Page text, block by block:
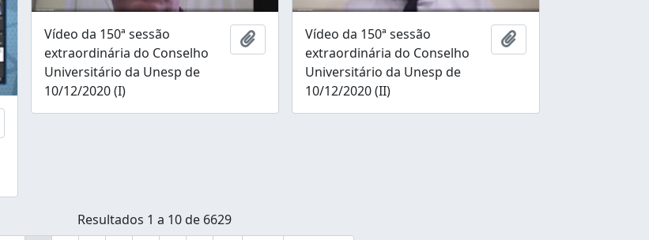
Vídeo da 150ª sessão
extraordinária do Conselho
Universitário da Unesp de
10/12/2020 (I)
Adicionar à área de transferência
Vídeo da 150ª sessão
extraordinária do Conselho
Universitário da Unesp de
10/12/2020 (II)
Adicionar à área de
à área de transferência
Resultados 1 a 10 de 6629